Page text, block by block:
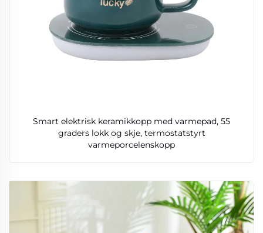
Smart elektrisk keramikkopp med varmepad, 55
graders lokk og skje, termostatstyrt
varmeporcelenskopp